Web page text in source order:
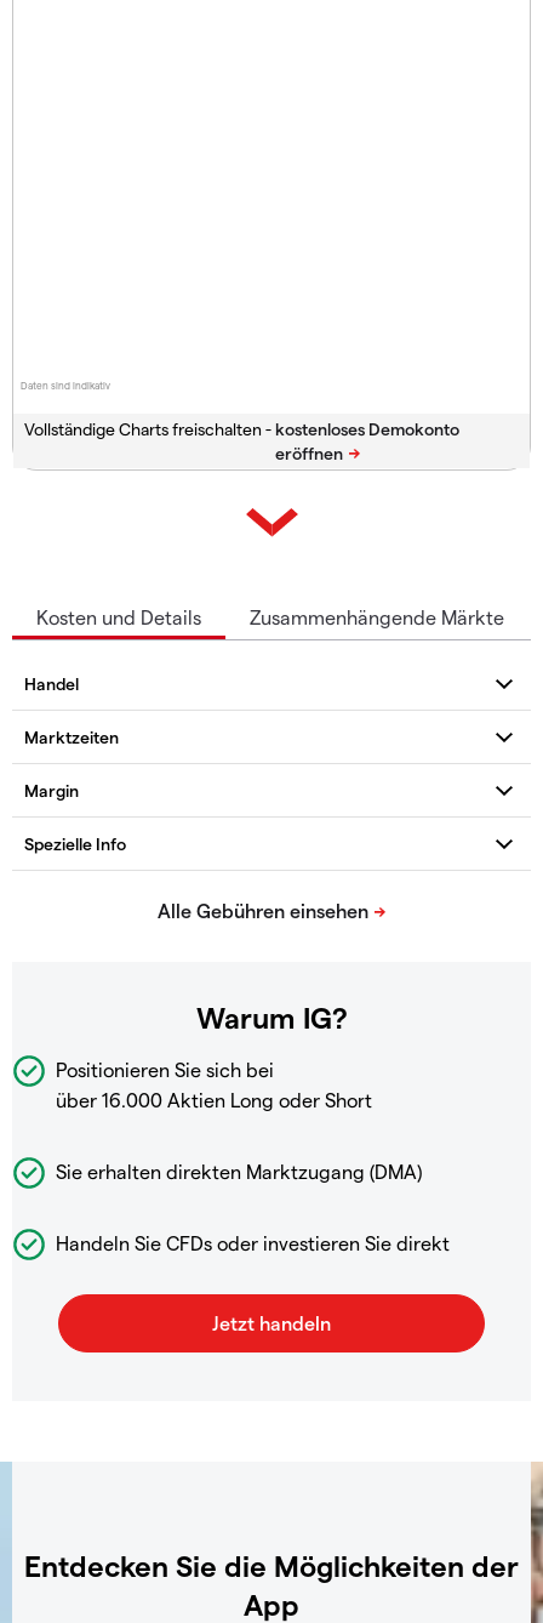
Daten sind indikativ
Vollständige Charts freischalten -
Kosten und Details Zusammenhängende Märkte
Warum IG?
Positionieren Sie sich bei
über 16.000 Aktien Long oder Short
Sie erhalten direkten Marktzugang (DMA)
Handeln Sie CFDs oder investieren Sie direkt
Entdecken Sie die Möglichkeiten der
App